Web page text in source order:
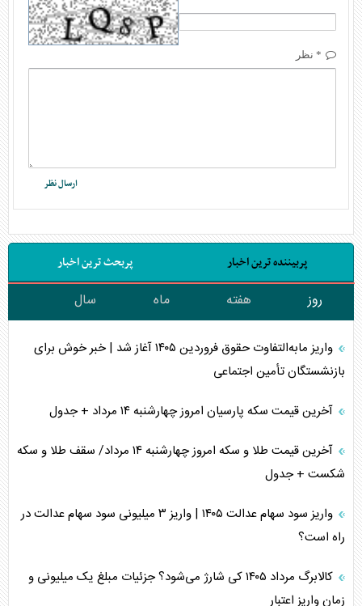
* نظر
پربیننده ترین اخبار پربحث ترین اخبار
روز هفته ماه سال
واریز مابه‌التفاوت حقوق فروردین ۱۴۰۵ آغاز شد | خبر خوش برای
بازنشستگان تأمین اجتماعی
آخرین قیمت سکه پارسیان امروز چهارشنبه ۱۴ مرداد + جدول
آخرین قیمت طلا و سکه امروز چهارشنبه ۱۴ مرداد/ سقف طلا و سکه
شکست + جدول
واریز سود سهام عدالت ۱۴۰۵ | واریز ۳ میلیونی سود سهام عدالت در
راه است؟
کالابرگ مرداد ۱۴۰۵ کی شارژ می‌شود؟ جزئیات مبلغ یک میلیونی و
زمان واریز اعتبار